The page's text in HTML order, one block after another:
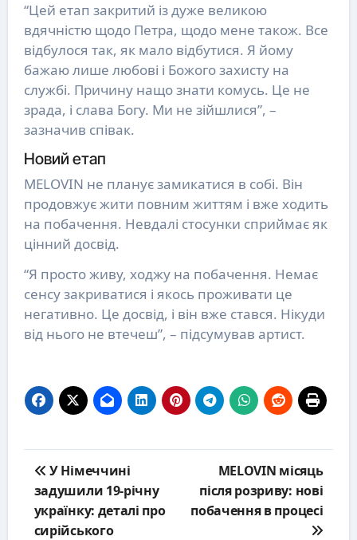
“Цей етап закритий із дуже великою
вдячністю щодо Петра, щодо мене також. Все
відбулося так, як мало відбутися. Я йому
бажаю лише любові і Божого захисту на
службі. Причину нащо знати комусь. Це не
зрада, і слава Богу. Ми не зійшлися”, –
зазначив співак.
Новий етап
MELOVIN не планує замикатися в собі. Він
продовжує жити повним життям і вже ходить
на побачення. Невдалі стосунки сприймає як
цінний досвід.
“Я просто живу, ходжу на побачення. Немає
сенсу закриватися і якось проживати це
негативно. Це досвід, і він вже стався. Нікуди
від нього не втечеш”, – підсумував артист.
navigation
У Німеччині
задушили 19-річну
українку: деталі про
сирійського
MELOVIN місяць
після розриву: нові
побачення в процесі